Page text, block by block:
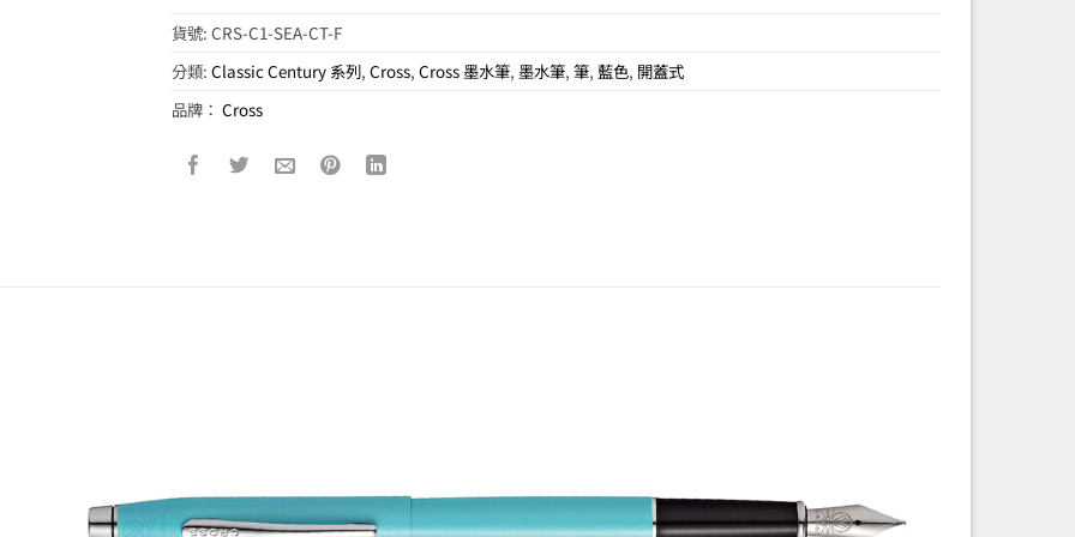
貨號:CRS-C1-SEA-CT-F
分類:Classic Century 系列,Cross,Cross 墨水筆,墨水筆,筆,藍色, 開蓋式
品牌：Cross